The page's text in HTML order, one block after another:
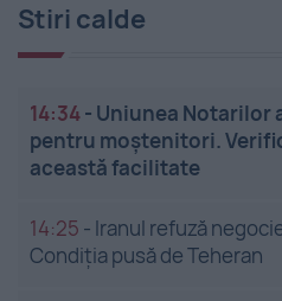
Stiri calde
14:34- Uniunea Notarilor
pentru moștenitori.
această facilitate
14:25 - Iranul refuză
Condiția pusă de Teheran